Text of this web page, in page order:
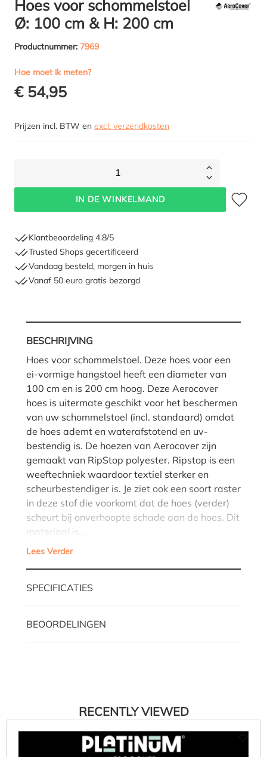
Hoes voor schommelstoel
Ø: 100 cm & H: 200 cm
Productnummer: 7969
Hoe moet ik meten?
€ 54,95
Prijzen incl. BTW en excl. verzendkosten
1
IN DE WINKELMAND
Klantbeoordeling 4.8/5
Trusted Shops gecertificeerd
Vandaag besteld, morgen in huis
Vanaf 50 euro gratis bezorgd
BESCHRIJVING
Hoes voor schommelstoel. Deze hoes voor een
ei-vormige hangstoel heeft een diameter van
100 cm en is 200 cm hoog. Deze Aerocover
hoes is uitermate geschikt voor het beschermen
van uw schommelstoel (incl. standaard) omdat
de hoes ademt en waterafstotend en uv-
bestendig is. De hoezen van Aerocover zijn
gemaakt van RipStop polyester. Ripstop is een
weeftechniek waardoor textiel sterker en
scheurbestendiger is. Je ziet ook een soort raster
in deze stof die voorkomt dat de hoes (verder)
scheurt bij onverhoopte schade aan de hoes. Dit
materiaal is…
Lees Verder
SPECIFICATIES
BEOORDELINGEN
RECENTLY VIEWED